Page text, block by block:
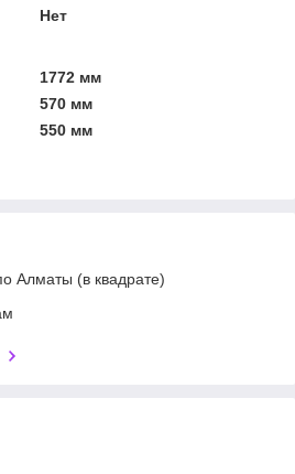
Нет
1772 мм
570 мм
550 мм
Алматы (в квадрате)